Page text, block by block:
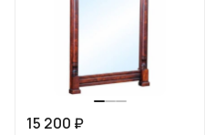
15 200 ₽